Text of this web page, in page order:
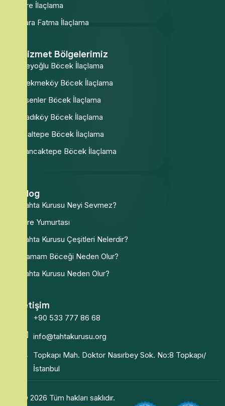
Pire İlaçlama
Kara Fatma İlaçlama
Hizmet Bölgelerimiz
Beyoğlu Böcek İlaçlama
Çekmeköy Böcek İlaçlama
Esenler Böcek İlaçlama
Kadıköy Böcek İlaçlama
Maltepe Böcek İlaçlama
Sancaktepe Böcek İlaçlama
Blog
Tahta Kurusu Neyi Sevmez?
Pire Yumurtası
Tahta Kurusu Çeşitleri Nelerdir?
Hamam Böceği Neden Olur?
Tahta Kurusu Neden Olur?
İletişim
+90 533 777 86 68
info@tahtakurusu.org
Topkapı Mah. Doktor Nasırbey Sok. No:8 Topkapı/
İstanbul
© 2026 Tüm hakları saklıdır.